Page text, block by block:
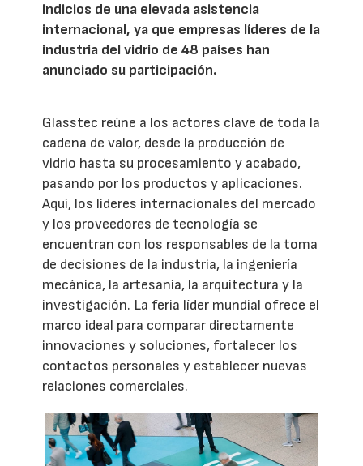
indicios de una elevada asistencia
internacional, ya que empresas líderes de la
industria del vidrio de 48 países han
anunciado su participación.
Glasstec reúne a los actores clave de toda la
cadena de valor, desde la producción de
vidrio hasta su procesamiento y acabado,
pasando por los productos y aplicaciones.
Aquí, los líderes internacionales del mercado
y los proveedores de tecnología se
encuentran con los responsables de la toma
de decisiones de la industria, la ingeniería
mecánica, la artesanía, la arquitectura y la
investigación. La feria líder mundial ofrece el
marco ideal para comparar directamente
innovaciones y soluciones, fortalecer los
contactos personales y establecer nuevas
relaciones comerciales.